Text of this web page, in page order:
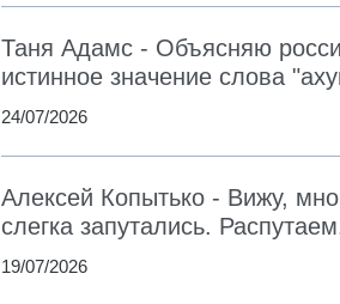
Таня Адамс - Объясняю
истинное значение слова
24/07/2026
Алексей Копытько - Вижу,
слегка запутались.
19/07/2026